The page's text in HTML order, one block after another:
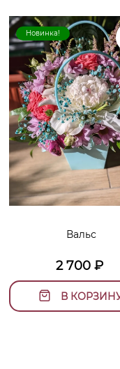
Новинка!
Вальс
2 700₽
В